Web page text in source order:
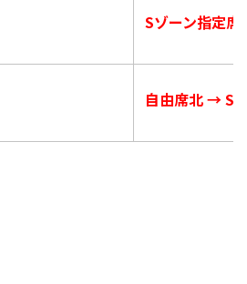
Sゾーン指定
自由席北 → S